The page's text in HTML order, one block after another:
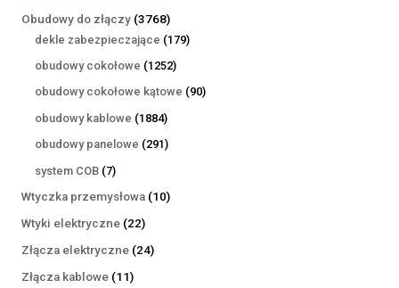
produktów
Obudowy do złączy 37683768
produktów
dekle zabezpieczające 179179
obudowy cokołowe 12521252
produkty
obudowy cokołowe kątowe 9090
obudowy kablowe 18841884
produkty
obudowy panelowe 291291
system COB 77
produktów
Wtyczka przemysłowa 1010
Wtyki elektryczne 2222
produkty
Złącza elektryczne 2424
Złącza kablowe 1111